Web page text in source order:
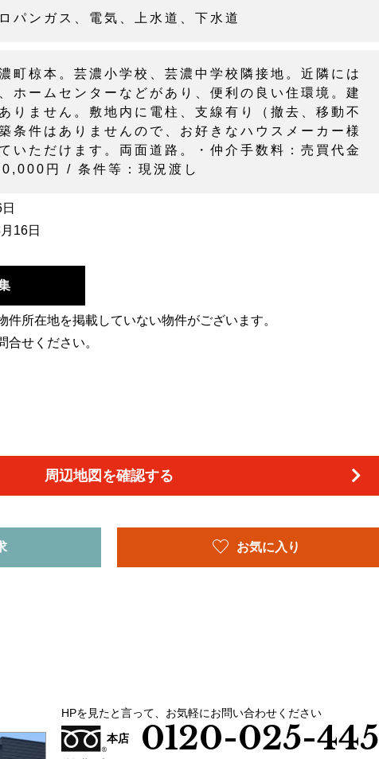
パンガス、電気、上水道、下水道
町椋本。芸濃小学校、芸濃中学校隣接地。近隣には
ホームセンターなどがあり、便利の良い住環境。建
りません。敷地内に電柱、支線有り（撤去、移動不
条件はありませんので、お好きなハウスメーカー様
いただけます。両面道路。・仲介手数料：売買代金
円 / 条件等：現況渡し
16日
所在地を掲載していない物件がございます。
合せください。
周辺地図を確認する
お気に入り
HPを見たと言って、お気軽にお問い合わせください
本店 0120-025-445